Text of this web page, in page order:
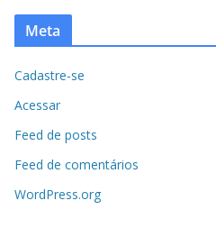
Meta
Cadastre-se
Acessar
Feed de posts
Feed de comentários
WordPress.org